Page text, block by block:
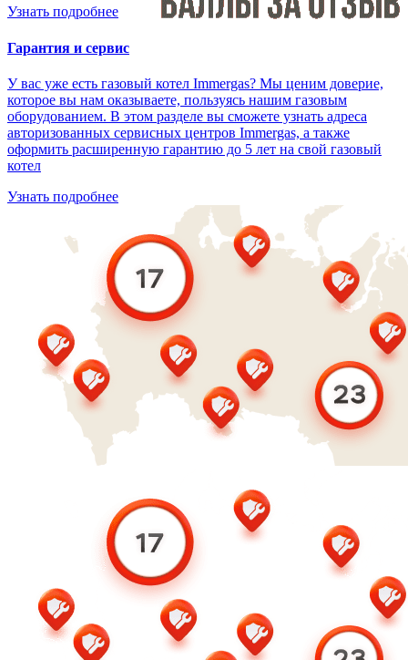
Узнать подробнее
Гарантия и сервис
У вас уже есть газовый котел Immergas? Мы ценим доверие,
которое вы нам оказываете, пользуясь нашим газовым
оборудованием. В этом разделе вы сможете узнать адреса
авторизованных сервисных центров Immergas, а также
оформить расширенную гарантию до 5 лет на свой газовый
котел
Узнать подробнее